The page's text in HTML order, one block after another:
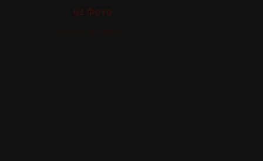
62 Фото